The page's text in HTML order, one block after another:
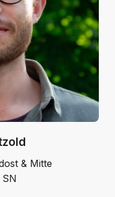
& Mitte
SN